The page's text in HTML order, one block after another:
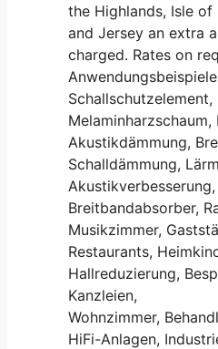
the Highlands, Isle of
and Jersey an extra
charged. Rates on
Anwendungsbeispiele
Schallschutzelement,
Melaminharzschaum,
Akustikdämmung,
Schalldämmung,
Akustikverbesserung,
Breitbandabsorber,
Musikzimmer,
Restaurants,
Hallreduzierung,
Kanzleien,
Wohnzimmer,
HiFi-Anlagen,